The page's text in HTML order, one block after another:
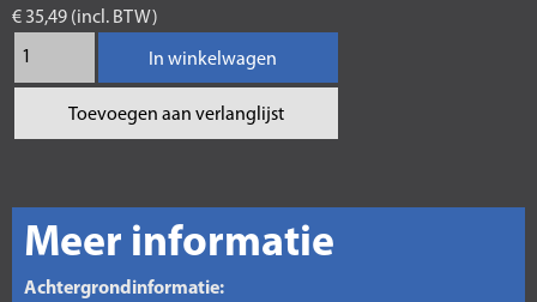
€ 35,49 (incl. BTW)
In winkelwagen
Toevoegen aan verlanglijst
Meer informatie
Achtergrondinformatie: